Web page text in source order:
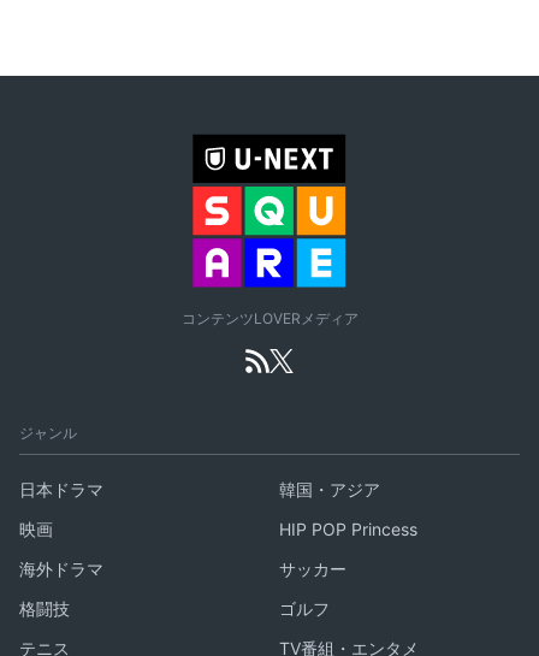
コンテンツLOVERメディア
ジャンル
日本ドラマ
韓国・アジア
映画
HIP POP Princess
海外ドラマ
サッカー
格闘技
ゴルフ
テニス
TV番組・エンタメ